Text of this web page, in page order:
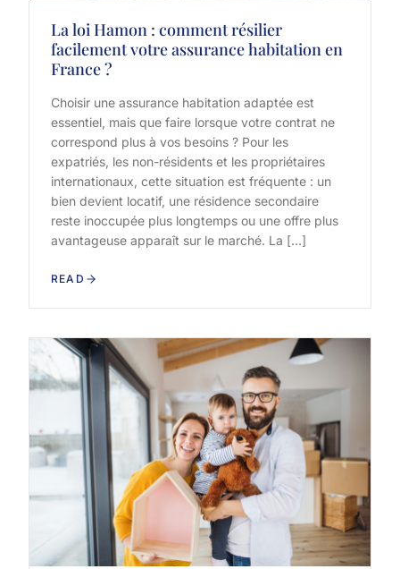
La loi Hamon : comment résilier
facilement votre assurance habitation en
France ?
Choisir une assurance habitation adaptée est
essentiel, mais que faire lorsque votre contrat ne
correspond plus à vos besoins ? Pour les
expatriés, les non-résidents et les propriétaires
internationaux, cette situation est fréquente : un
bien devient locatif, une résidence secondaire
reste inoccupée plus longtemps ou une offre plus
avantageuse apparaît sur le marché. La […]
READ